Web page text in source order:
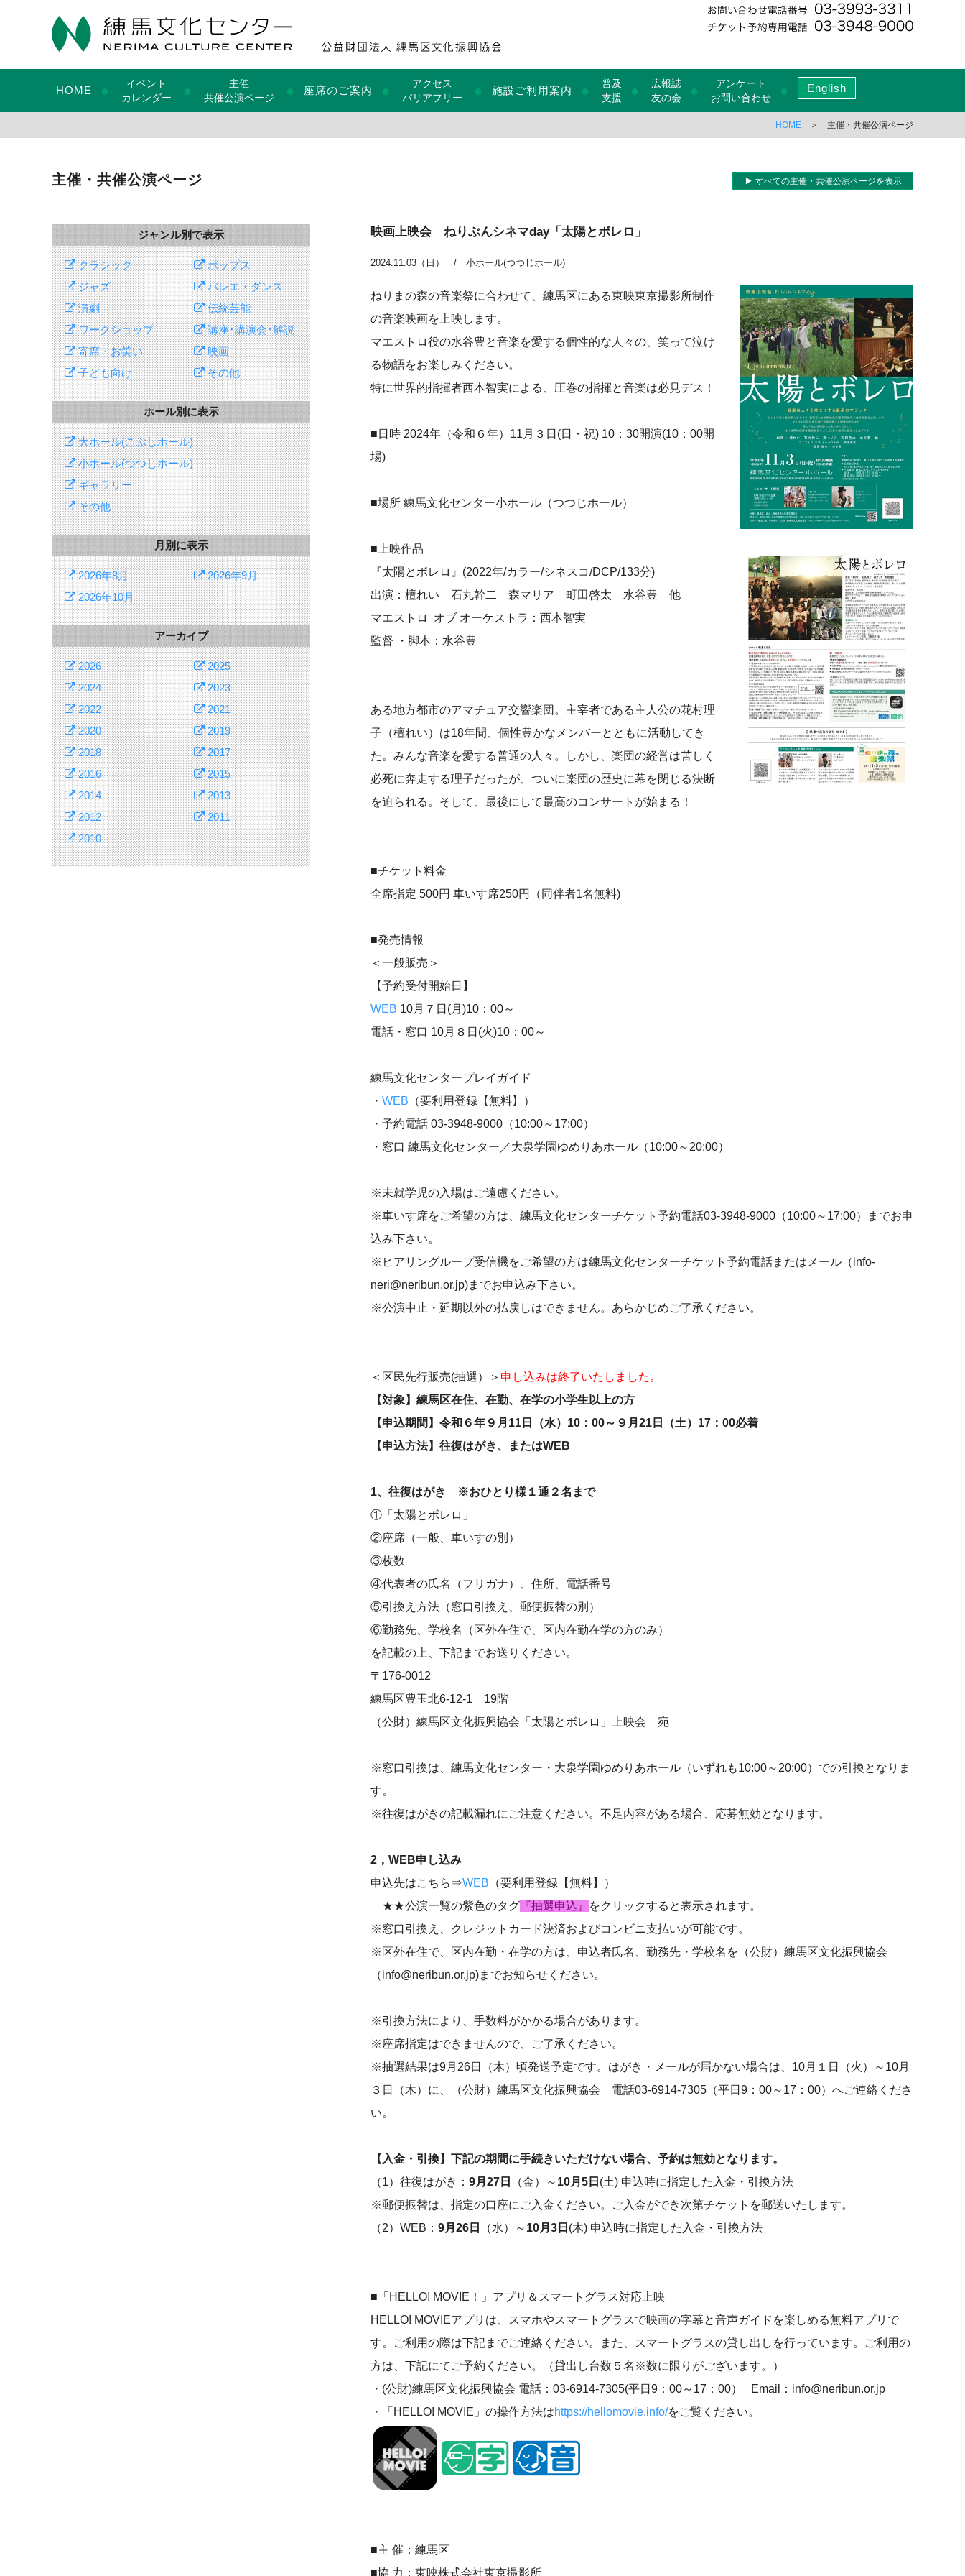
HOME ●
イベント
カレンダー
●
主催
共催公演ページ
● 座席のご案内 ●
アクセス
バリアフリー
● 施設ご利用案内 ●
普及
支援
●
広報誌
友の会
●
アンケート
お問い合わせ
● English
HOME ＞ 主催・共催公演ページ
主催・共催公演ページ ▶ すべての主催・共催公演ページを表示
ジャンル別で表示
クラシック
ポップス
ジャズ
バレエ・ダンス
演劇
伝統芸能
ワークショップ
講座･講演会･解説
寄席・お笑い
映画
子ども向け
その他
ホール別に表示
大ホール(こぶしホール)
小ホール(つつじホール)
ギャラリー
その他
月別に表示
2026年8月
2026年9月
2026年10月
アーカイブ
2026
2025
2024
2023
2022
2021
2020
2019
2018
2017
2016
2015
2014
2013
2012
2011
2010
映画上映会 ねりぶんシネマday「太陽とボレロ」
2024.11.03（日） / 小ホール(つつじホール)
ねりまの森の音楽祭に合わせて、練馬区にある東映東京撮影所制作
の音楽映画を上映します。
マエストロ役の水谷豊と音楽を愛する個性的な人々の、笑って泣け
る物語をお楽しみください。
特に世界的指揮者西本智実による、圧巻の指揮と音楽は必見デス！
■日時 2024年（令和６年）11月３日(日・祝) 10：30開演(10：00開
場)
■場所 練馬文化センター小ホール（つつじホール）
■上映作品
『太陽とボレロ』(2022年/カラー/シネスコ/DCP/133分)
出演：檀れい 石丸幹二 森マリア 町田啓太 水谷豊 他
マエストロ オブ オーケストラ：西本智実
監督 ・脚本：水谷豊
ある地方都市のアマチュア交響楽団。主宰者である主人公の花村理
子（檀れい）は18年間、個性豊かなメンバーとともに活動してき
た。みんな音楽を愛する普通の人々。しかし、楽団の経営は苦しく
必死に奔走する理子だったが、ついに楽団の歴史に幕を閉じる決断
を迫られる。そして、最後にして最高のコンサートが始まる！
■チケット料金
全席指定 500円 車いす席250円（同伴者1名無料)
■発売情報
＜一般販売＞
【予約受付開始日】
WEB 10月７日(月)10：00～
電話・窓口 10月８日(火)10：00～
練馬文化センタープレイガイド
・ WEB （要利用登録【無料】）​​​​
・予約電話 03-3948-9000（10:00～17:00）
・窓口 練馬文化センター／大泉学園ゆめりあホール（10:00～20:00）
※未就学児の入場はご遠慮ください。
※車いす席をご希望の方は、練馬文化センターチケット予約電話03-3948-9000（10:00～17:00）までお申
込み下さい。
※ヒアリングループ受信機をご希望の方は練馬文化センターチケット予約電話またはメール（info-
neri@neribun.or.jp)までお申込み下さい。
※公演中止・延期以外の払戻しはできません。あらかじめご了承ください。
＜区民先行販売(抽選）＞ 申し込みは終了いたしました。
【対象】練馬区在住、在勤、在学の小学生以上の方
【申込期間】令和６年 ９月11日 （水）10：00～ ９月21日
（土）17：00必着
【申込方法】往復はがき、またはWEB
1、往復はがき ※おひとり様１通２名まで
①「太陽とボレロ」
②座席（一般、車いすの別）
③枚数
④代表者の氏名（フリガナ）、住所、電話番号
⑤引換え方法（窓口引換え、郵便振替の別）
⑥勤務先、学校名（区外在住で、区内在勤在学の方のみ）
を記載の上、下記までお送りください。
〒176-0012
練馬区豊玉北6-12-1 19階
（公財）練馬区文化振興協会「太陽とボレロ」上映会 宛
※窓口引換は、練馬文化センター・大泉学園ゆめりあホール（いずれも10:00～20:00）での引換となりま
す。
※往復はがきの記載漏れにご注意ください。不足内容がある場合、応募無効となります。
2，WEB申し込み
申込先はこちら⇒WEB （要利用登録【無料】）
★★公演一覧の紫色のタグ 『抽選申込』
をクリックすると表示されます。
※窓口引換え、クレジットカード決済およびコンビニ支払いが可能です。
※区外在住で、区内在勤・在学の方は、申込者氏名、勤務先・学校名を（公財）練馬区文化振興協会
（info@neribun.or.jp)までお知らせください。
※引換方法により、手数料がかかる場合があります。
※座席指定はできませんので、ご了承ください。
※抽選結果は9月26日（木）頃発送予定です。はがき・メールが届かない場合は、10月１日（火）～10月
３日（木）に、（公財）練馬区文化振興協会 電話03-6914-7305（平日9：00～17：00）へご連絡くださ
い。
【入金・引換】下記の期間に手続きいただけない場合、予約は無効となります。
（1）往復はがき： 9月27日 （金）～ 10月5日 (土) 申込時に指定した入金・引換方法
※郵便振替は、指定の口座にご入金ください。ご入金ができ次第チケットを郵送いたします。
（2）WEB： 9月26日 （水）～ 10月3日 (木) 申込時に指定した入金・引換方法
■「HELLO! MOVIE！」アプリ＆スマートグラス対応上映
HELLO! MOVIEアプリは、スマホやスマートグラスで映画の字幕と音声ガイドを楽しめる無料アプリで
す。ご利用の際は下記までご連絡ください。また、スマートグラスの貸し出しを行っています。ご利用の
方は、下記にてご予約ください。（貸出し台数５名※数に限りがございます。）
・(公財)練馬区文化振興協会 電話：03-6914-7305(平日9：00～17：00） Email：info@neribun.or.jp
・「HELLO! MOVIE」の操作方法はhttps://hellomovie.info/をご覧ください。
■主 催：練馬区
■協 力：東映株式会社東京撮影所